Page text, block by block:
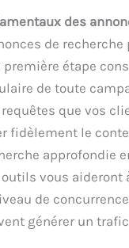
des
de
première étape
de toute
que vos
fidèlement le
approfondie
outils vous
de
générer un